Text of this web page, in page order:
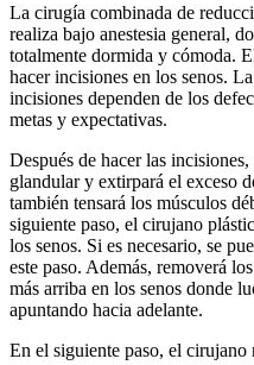
La cirugía combinada de
realiza bajo anestesia general,
totalmente dormida y cómoda.
hacer incisiones en los senos.
incisiones dependen de los
metas y expectativas.
Después de hacer las
glandular y extirpará el exceso
también tensará los músculos
siguiente paso, el cirujano
los senos. Si es necesario, se
este paso. Además, removerá
más arriba en los senos donde
apuntando hacia adelante.
En el siguiente paso, el cirujano